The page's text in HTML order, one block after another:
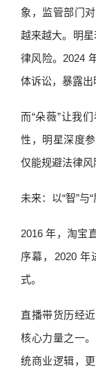
象，监管部门
越来越大。明星
律风险。2024
体诉讼，暴露出
而“朵薇”让我
性，明星深度
仅能规避法律风
未来：以“智”与
2016 年，淘宝
序幕，2020 年
式。
直播带货历经
核心力量之一
统商业逻辑，